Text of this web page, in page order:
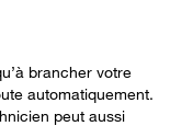
brancher votre
automatiquement.
peut aussi